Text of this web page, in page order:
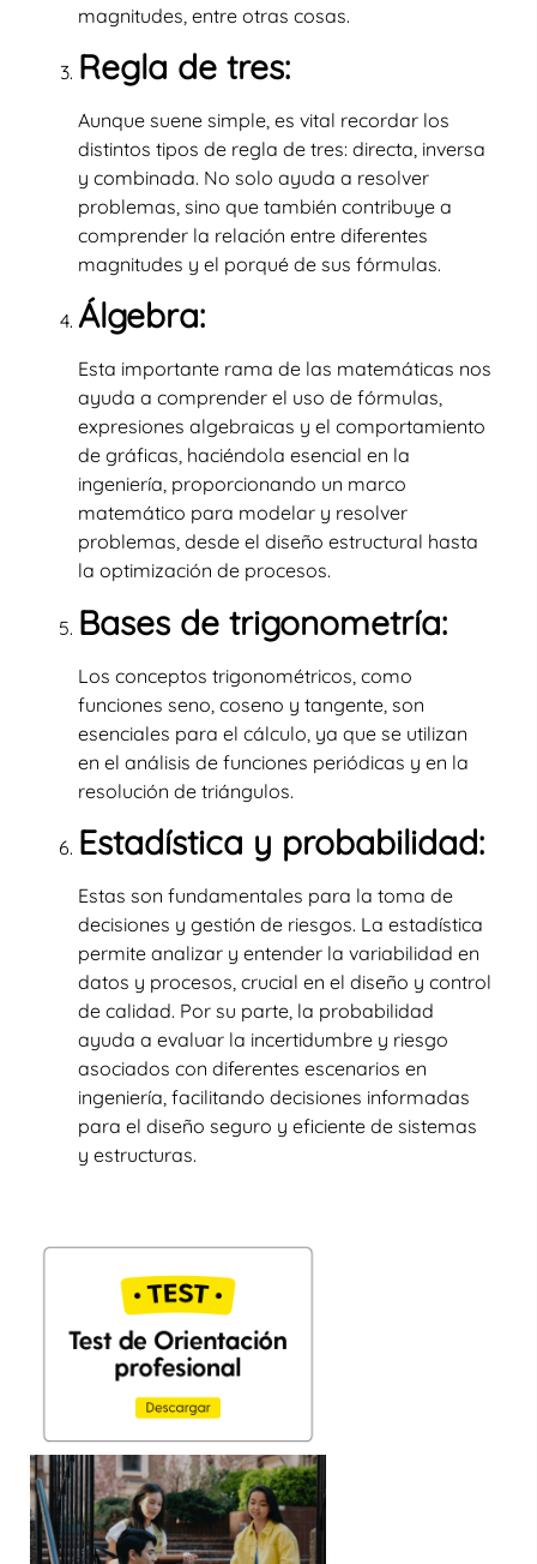
magnitudes, entre otras cosas.
Regla de tres:
Aunque suene simple, es vital recordar los
distintos tipos de regla de tres: directa, inversa
y combinada. No solo ayuda a resolver
problemas, sino que también contribuye a
comprender la relación entre diferentes
magnitudes y el porqué de sus fórmulas.
Álgebra:
Esta importante rama de las matemáticas nos
ayuda a comprender el uso de fórmulas,
expresiones algebraicas y el comportamiento
de gráficas, haciéndola esencial en la
ingeniería, proporcionando un marco
matemático para modelar y resolver
problemas, desde el diseño estructural hasta
la optimización de procesos.
Bases de trigonometría:
Los conceptos trigonométricos, como
funciones seno, coseno y tangente, son
esenciales para el cálculo, ya que se utilizan
en el análisis de funciones periódicas y en la
resolución de triángulos.
Estadística y probabilidad:
Estas son fundamentales para la toma de
decisiones y gestión de riesgos. La estadística
permite analizar y entender la variabilidad en
datos y procesos, crucial en el diseño y control
de calidad. Por su parte, la probabilidad
ayuda a evaluar la incertidumbre y riesgo
asociados con diferentes escenarios en
ingeniería, facilitando decisiones informadas
para el diseño seguro y eficiente de sistemas
y estructuras.